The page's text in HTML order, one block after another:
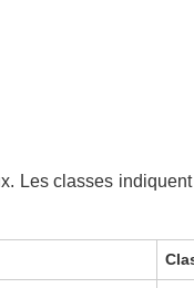
Les classes